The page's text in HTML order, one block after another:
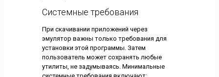
Системные требования
При скачивании приложений через
эмулятор важны только требования для
установки этой программы. Затем
пользователь может сохранять любые
утилиты, не задумываясь. Минимальные